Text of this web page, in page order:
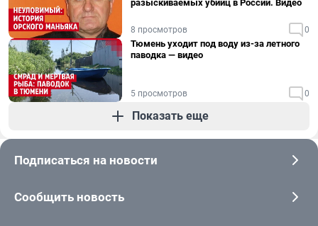
разыскиваемых убийц в России. Видео
8 просмотров 0
Тюмень уходит под воду из-за летного
паводка — видео
5 просмотров 0
Показать еще
Подписаться на новости
Сообщить новость